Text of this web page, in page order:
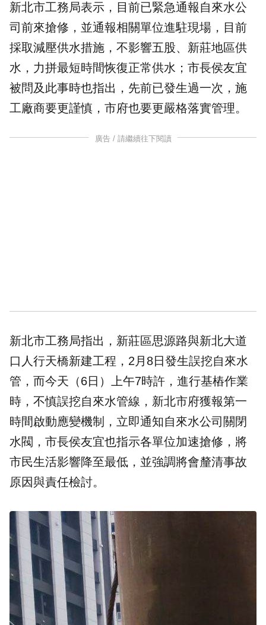
新北市工務局表示，目前已緊急通報自來水公
司前來搶修，並通報相關單位進駐現場，目前
採取減壓供水措施，不影響五股、新莊地區供
水，力拼最短時間恢復正常供水；市長侯友宜
被問及此事時也指出，先前已發生過一次，施
工廠商要更謹慎，市府也要更嚴格落實管理。
廣告 / 請繼續往下閱讀
新北市工務局指出，新莊區思源路與新北大道
口人行天橋新建工程，2月8日發生誤挖自來水
管，而今天（6日）上午7時許，進行基樁作業
時，不慎誤挖自來水管線 ，新北市府獲報第一
時間啟動應變機制，立即通知自來水公司關閉
水閥，市長侯友宜也指示各單位加速搶修，將
市民生活影響降至最低，並強調將會釐清事故
原因與責任檢討。